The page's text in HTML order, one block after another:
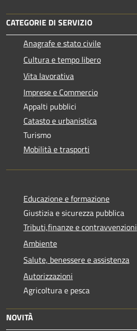
CATEGORIE DI SERVIZIO
Anagrafe e stato civile
Cultura e tempo libero
Vita lavorativa
Imprese e Commercio
Appalti pubblici
Catasto e urbanistica
Turismo
Mobilità e trasporti
Educazione e formazione
Giustizia e sicurezza pubblica
Tributi,finanze e contravvenzioni
Ambiente
Salute, benessere e assistenza
Autorizzazioni
Agricoltura e pesca
NOVITÀ